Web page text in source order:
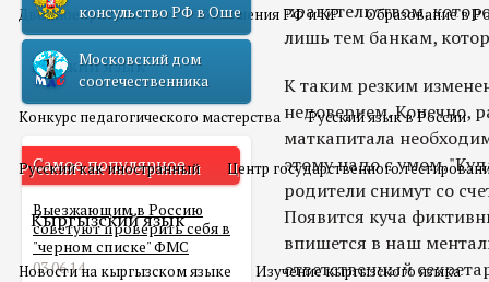
Двойное гражданство Отношения РФ и КР Образование в
Русский язык
Конкурс педагогического мастерства Русский язык в России
Русский как иностранный Центр государственного
Кыргызский язык
Новости на кыргызском языке Изучение кыргызского языка
консульство РФ в Оше
Московский дом
соотечественника
Самое популярное
Выезжающим в Россию
советуют проверить себя в
"черном списке" ФМС
03.06.14
правительством,
лишь тем банкам,
К таким резким
недоверием. Конечно,
маткапитала
этому надо с умом.
родители снимут со
Появится куча
впишется в наш
ответственный